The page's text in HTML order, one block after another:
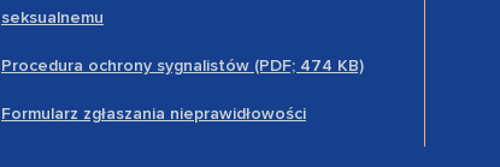
seksualnemu
Procedura ochrony sygnalistów (PDF; 474 KB)
Formularz zgłaszania nieprawidłowości